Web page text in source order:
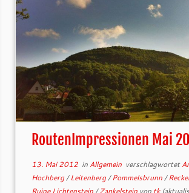
RoutenImpressionen Mai
13. Mai 2012in Allgemein verschlagwortet
Hochberg/Leitenberg/Pommelsbrunn/
Ruine Lichtenstein/Zankelstein von tk